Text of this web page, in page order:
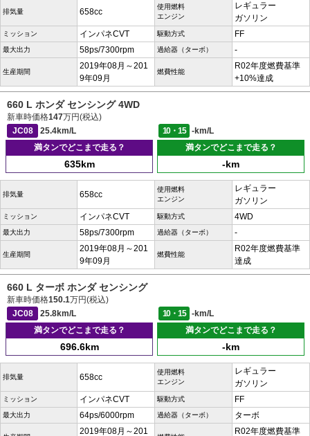
排気量 658cc
使用燃料
エンジン
レギュラー
ガソリン
ミッション インパネCVT 駆動方式 FF
最大出力 58ps/7300rpm 過給器（ターボ） -
生産期間
2019年08月～201
9年09月
燃費性能
R02年度燃費基準
+10%達成
660 L ホンダ センシング 4WD
新車時価格147万円(税込)
JC08
25.4km/L 10・15
-km/L
満タンでどこまで走る？
635km
満タンでどこまで走る？
-km
排気量 658cc
使用燃料
エンジン
レギュラー
ガソリン
ミッション インパネCVT 駆動方式 4WD
最大出力 58ps/7300rpm 過給器（ターボ） -
生産期間
2019年08月～201
9年09月
燃費性能
R02年度燃費基準
達成
660 L ターボ ホンダ センシング
新車時価格150.1万円(税込)
JC08
25.8km/L 10・15
-km/L
満タンでどこまで走る？
696.6km
満タンでどこまで走る？
-km
排気量 658cc
使用燃料
エンジン
レギュラー
ガソリン
ミッション インパネCVT 駆動方式 FF
最大出力 64ps/6000rpm 過給器（ターボ） ターボ
2019年08月～201 R02年度燃費基準